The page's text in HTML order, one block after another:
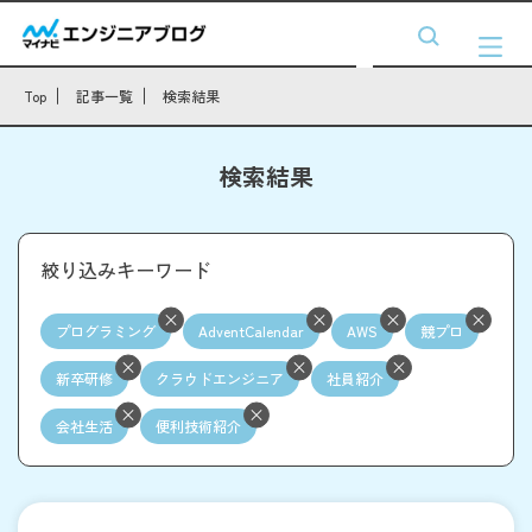
Top 記事一覧 検索結果
検索結果
絞り込みキーワード
プログラミング AdventCalendar AWS 競プロ
新卒研修 クラウドエンジニア 社員紹介
会社生活 便利技術紹介